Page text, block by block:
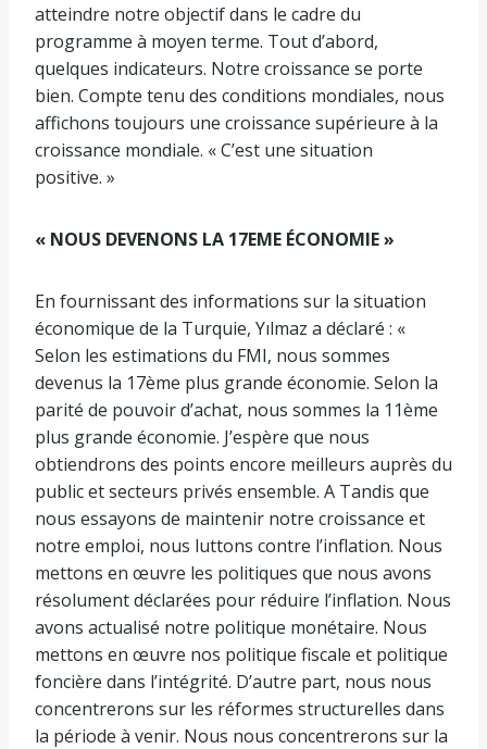
atteindre notre objectif dans le cadre du
programme à moyen terme. Tout d’abord,
quelques indicateurs. Notre croissance se porte
bien. Compte tenu des conditions mondiales, nous
affichons toujours une croissance supérieure à la
croissance mondiale. « C’est une situation
positive. »
« NOUS DEVENONS LA 17EME ÉCONOMIE »
En fournissant des informations sur la situation
économique de la Turquie, Yılmaz a déclaré : «
Selon les estimations du FMI, nous sommes
devenus la 17ème plus grande économie. Selon la
parité de pouvoir d’achat, nous sommes la 11ème
plus grande économie. J’espère que nous
obtiendrons des points encore meilleurs auprès du
public et secteurs privés ensemble. A Tandis que
nous essayons de maintenir notre croissance et
notre emploi, nous luttons contre l’inflation. Nous
mettons en œuvre les politiques que nous avons
résolument déclarées pour réduire l’inflation. Nous
avons actualisé notre politique monétaire. Nous
mettons en œuvre nos politique fiscale et politique
foncière dans l’intégrité. D’autre part, nous nous
concentrerons sur les réformes structurelles dans
la période à venir. Nous nous concentrerons sur la